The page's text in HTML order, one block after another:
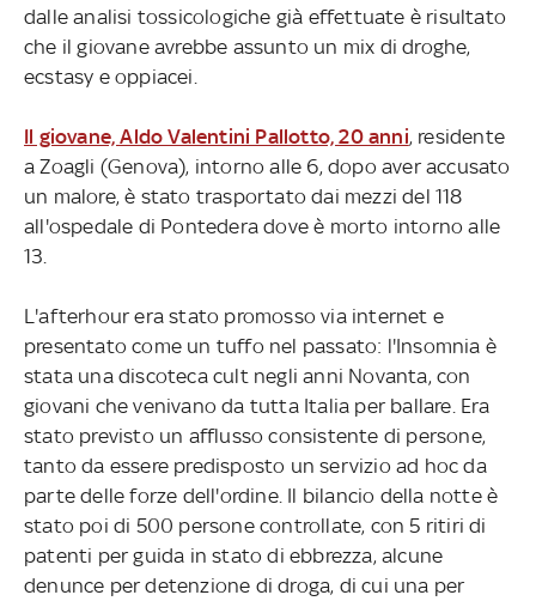
dalle analisi tossicologiche già effettuate è risultato
che il giovane avrebbe assunto un mix di droghe,
ecstasy e oppiacei.
Il giovane, Aldo Valentini Pallotto, 20 anni, residente
a Zoagli (Genova), intorno alle 6, dopo aver accusato
un malore, è stato trasportato dai mezzi del 118
all'ospedale di Pontedera dove è morto intorno alle
13.
L'afterhour era stato promosso via internet e
presentato come un tuffo nel passato: l'Insomnia è
stata una discoteca cult negli anni Novanta, con
giovani che venivano da tutta Italia per ballare. Era
stato previsto un afflusso consistente di persone,
tanto da essere predisposto un servizio ad hoc da
parte delle forze dell'ordine. Il bilancio della notte è
stato poi di 500 persone controllate, con 5 ritiri di
patenti per guida in stato di ebbrezza, alcune
denunce per detenzione di droga, di cui una per